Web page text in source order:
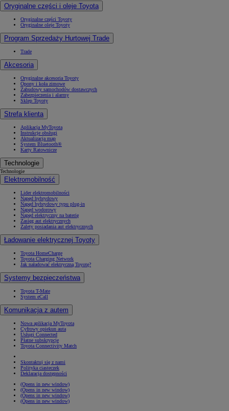
Oryginalne części i oleje Toyota
Oryginalne części Toyoty
Oryginalne oleje Toyoty
Program Sprzedaży Hurtowej Trade
Trade
Akcesoria
Oryginalne akcesoria Toyoty
Opony i koła zimowe
Zabudowy samochodów dostawczych
Zabezpieczenia i alarmy
Sklep Toyoty
Strefa klienta
Aplikacja MyToyota
Instrukcje obsługi
Aktualizacja map
System Bluetooth®
Karty Ratownicze
Technologie
Technologie
Elektromobilność
Lider elektromobilności
Napęd hybrydowy
Napęd hybrydowy typu plug-in
Napęd wodorowy
Napęd elektryczny na baterię
Zasięg aut elektrycznych
Zalety posiadania aut elektrycznych
Ładowanie elektrycznej Toyoty
Toyota HomeCharge
Toyota Charging Network
Jak naładować elektryczną Toyotę?
Systemy bezpieczeństwa
Toyota T-Mate
System eCall
Komunikacja z autem
Nowa aplikacja MyToyota
Cyfrowy opiekun auta
Usługi Connected
Płatne subskrypcje
Toyota Connectivity Match
Skontaktuj się z nami
Polityka ciasteczek
Deklaracja dostępności
(Opens in new window)
(Opens in new window)
(Opens in new window)
(Opens in new window)